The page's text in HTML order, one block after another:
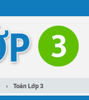
› Toán Lớp 3